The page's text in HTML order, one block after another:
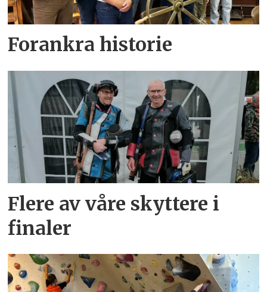
Forankra historie
Flere av våre skyttere i
finaler